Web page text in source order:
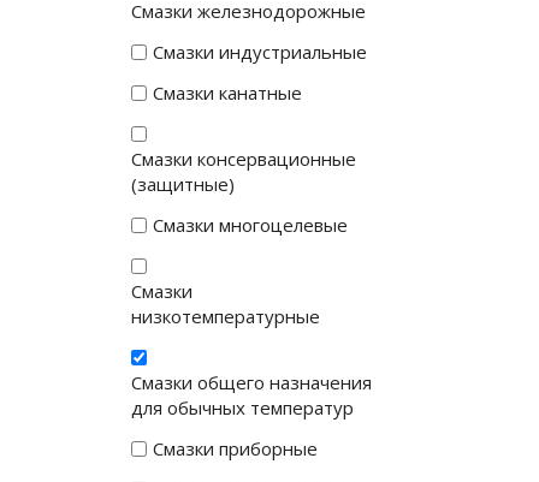
Смазки железнодорожные
Смазки индустриальные
Смазки канатные
Смазки консервационные
(защитные)
Смазки многоцелевые
Смазки
низкотемпературные
Смазки общего назначения
для обычных температур
Смазки приборные